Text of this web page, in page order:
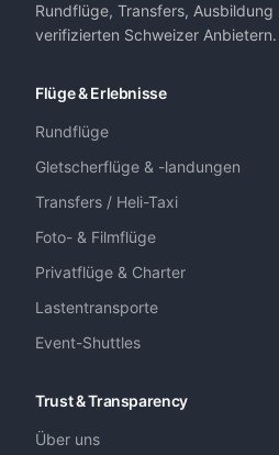
Rundflüge, Transfers,
verifizierten Schweizer Anbietern.
Flüge & Erlebnisse
Rundflüge
Gletscherflüge & -landungen
Transfers / Heli-Taxi
Foto- & Filmflüge
Privatflüge & Charter
Lastentransporte
Event-Shuttles
Trust & Transparency
Über uns